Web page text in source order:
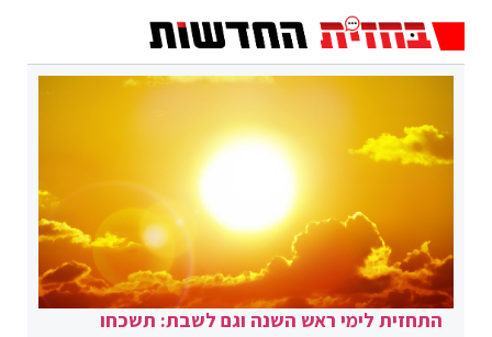
התחזית לימי ראש השנה וגם לשבת: תשכחו